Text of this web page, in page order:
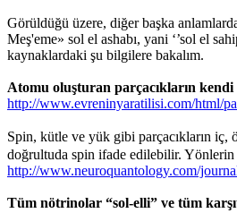
Görüldüğü üzere, diğer başka
Meş'eme» sol el ashabı, yani ‘’sol el
kaynaklardaki şu bilgilere bakalım.
Atomu oluşturan parçacıkların
http://www.evreninyaratilisi.com/html/
Spin, kütle ve yük gibi parçacıkların
doğrultuda spin ifade edilebilir.
http://www.neuroquantology.com/
Tüm nötrinolar “sol-elli” ve tüm